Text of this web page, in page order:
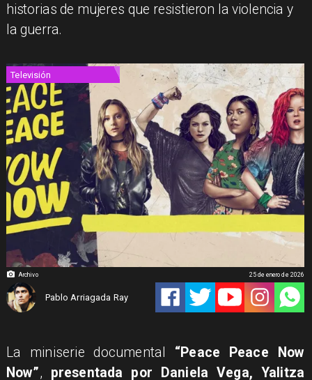
historias de mujeres que resistieron la violencia y
la guerra.
Archivo
Televisión
Pablo Arriagada Ray
25 de enero de 2026
La miniserie documental
“Peace Peace Now
Now”, presentada por Daniela Vega, Yalitza